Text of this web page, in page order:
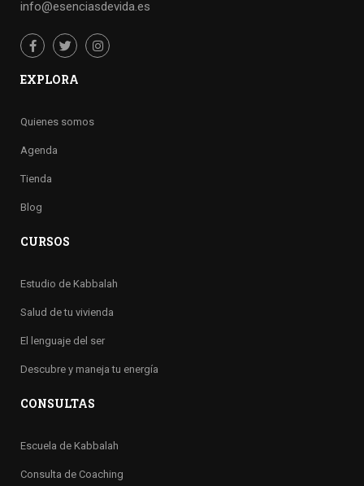
info@esenciasdevida.es
EXPLORA
Quienes somos
Agenda
Tienda
Blog
CURSOS
Estudio de Kabbalah
Salud de tu vivienda
El lenguaje del ser
Descubre y maneja tu energía
CONSULTAS
Escuela de Kabbalah
Consulta de Coaching